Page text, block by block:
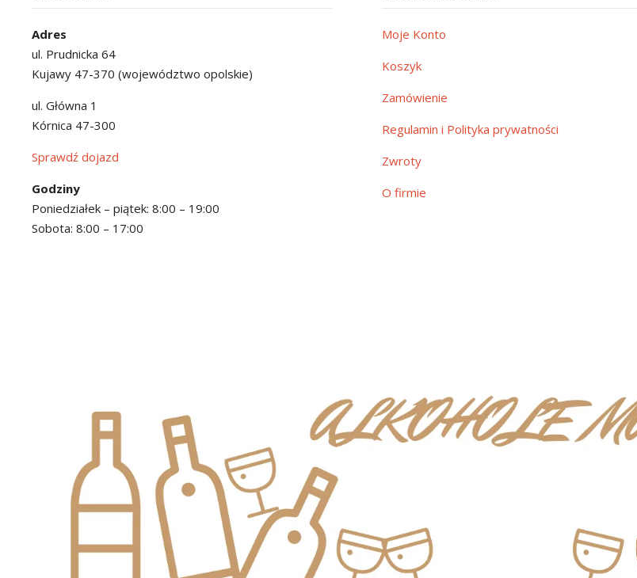
Adres
ul. Prudnicka 64
Kujawy 47-370 (województwo opolskie)
ul. Główna 1
Kórnica 47-300
Sprawdź dojazd
Godziny
Poniedziałek – piątek: 8:00 – 19:00
Sobota: 8:00 – 17:00
Moje Konto
Koszyk
Zamówienie
Regulamin i Polityka prywatności
Zwroty
O firmie